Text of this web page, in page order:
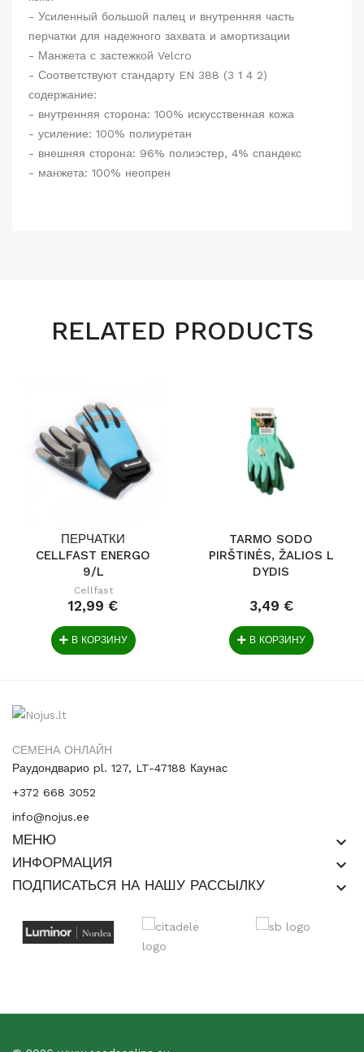
- Усиленный большой палец и внутренняя часть
перчатки для надежного захвата и амортизации
- Манжета с застежкой Velcro
- Соответствуют стандарту EN 388 (3 1 4 2)
содержание:
- внутренняя сторона: 100% искусственная кожа
- усиление: 100% полиуретан
- внешняя сторона: 96% полиэстер, 4% спандекс
- манжета: 100% неопрен
RELATED PRODUCTS
ПЕРЧАТКИ
CELLFAST ENERGO
9/L
Cellfast
12,99 €
В КОРЗИНУ
TARMO SODO
PIRŠTINĖS, ŽALIOS L
DYDIS
3,49 €
В КОРЗИНУ
СЕМЕНА ОНЛАЙН
Раудондварио pl. 127, LT-47188 Каунас
+372 668 3052
info@nojus.ee
МЕНЮ keyboard_arrow_down
ИНФОРМАЦИЯ keyboard_arrow_down
ПОДПИСАТЬСЯ НА НАШУ РАССЫЛКУ keyboard_arrow_down